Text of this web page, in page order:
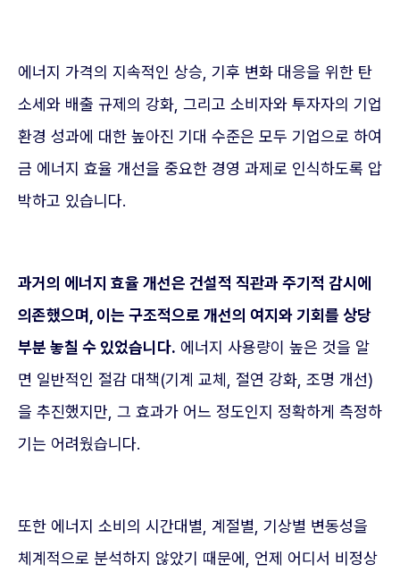
에너지 가격의 지속적인 상승, 기후 변화 대응을 위한 탄
소세와 배출 규제의 강화, 그리고 소비자와 투자자의 기업
환경 성과에 대한 높아진 기대 수준은 모두 기업으로 하여
금 에너지 효율 개선을 중요한 경영 과제로 인식하도록 압
박하고 있습니다.
과거의 에너지 효율 개선은 건설적 직관과 주기적 감시에
의존했으며, 이는 구조적으로 개선의 여지와 기회를 상당
부분 놓칠 수 있었습니다. 에너지 사용량이 높은 것을 알
면 일반적인 절감 대책(기계 교체, 절연 강화, 조명 개선)
을 추진했지만, 그 효과가 어느 정도인지 정확하게 측정하
기는 어려웠습니다.
또한 에너지 소비의 시간대별, 계절별, 기상별 변동성을
체계적으로 분석하지 않았기 때문에, 언제 어디서 비정상